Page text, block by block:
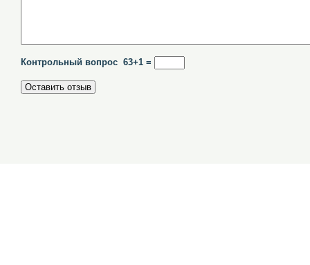
Контрольный вопрос 63+1 =